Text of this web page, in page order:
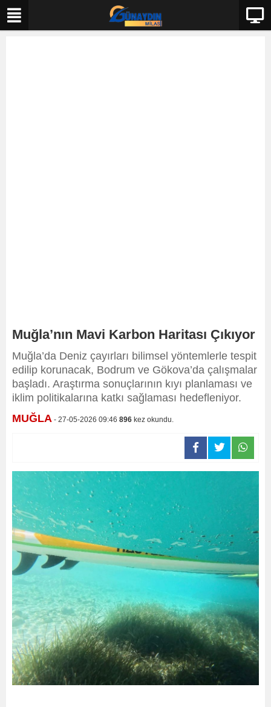
Muğla’nın Mavi Karbon Haritası Çıkıyor
Muğla’da Deniz çayırları bilimsel yöntemlerle tespit
edilip korunacak, Bodrum ve Gökova’da çalışmalar
başladı. Araştırma sonuçlarının kıyı planlaması ve
iklim politikalarına katkı sağlaması hedefleniyor.
MUĞLA - 27-05-2026 09:46 896 kez okundu.